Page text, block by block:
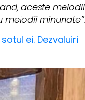
aceste melodii
minunate”.
ei. Dezvaluiri